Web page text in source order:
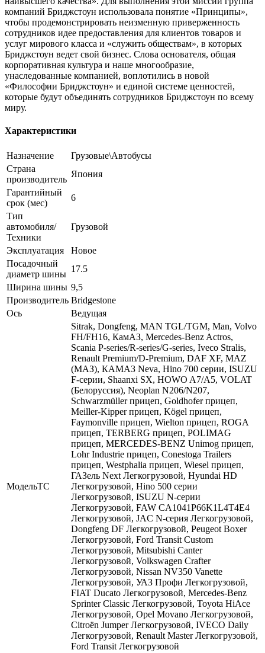
компаний Бриджстоун использовала понятие «Принципы»,
чтобы продемонстрировать неизменную приверженность
сотрудников идее предоставления для клиентов товаров и
услуг мирового класса и «служить обществам», в которых
Бриджстоун ведет свой бизнес. Слова основателя, общая
корпоративная культура и наше многообразие,
унаследованные компанией, воплотились в новой
«Философии Бриджстоун» и единой системе ценностей,
которые будут объединять сотрудников Бриджстоун по всему
миру.
Характеристики
Назначение
Грузовые\Автобусы
Страна
производитель
Япония
Гарантийный
срок (мес)
6
Тип
автомобиля/
Техники
Грузовой
Эксплуатация
Новое
Посадочный
диаметр шины
17.5
Ширина шины 9,5
Производитель Bridgestone
Ось
Ведущая
МодельТС
Sitrak, Dongfeng, MAN TGL/TGM, Man, Volvo
FH/FH16, КамАЗ, Mercedes-Benz Actros,
Scania P-series/R-series/G-series, Iveco Stralis,
Renault Premium/D-Premium, DAF XF, MAZ
(МАЗ), КАМАЗ Neva, Hino 700 серии, ISUZU
F-серии, Shaanxi SX, HOWO A7/A5, VOLAT
(Белоруссия), Neoplan N206/N207,
Schwarzmüller прицеп, Goldhofer прицеп,
Meiller-Kipper прицеп, Kögel прицеп,
Faymonville прицеп, Wielton прицеп, ROGA
прицеп, TERBERG прицеп, POLIMAG
прицеп, MERCEDES-BENZ Unimog прицеп,
Lohr Industrie прицеп, Conestoga Trailers
прицеп, Westphalia прицеп, Wiesel прицеп,
ГАЗель Next Легкогрузовой, Hyundai HD
Легкогрузовой, Hino 500 серии
Легкогрузовой, ISUZU N-серии
Легкогрузовой, FAW CA1041P66K1L4T4E4
Легкогрузовой, JAC N-серия Легкогрузовой,
Dongfeng DF Легкогрузовой, Peugeot Boxer
Легкогрузовой, Ford Transit Custom
Легкогрузовой, Mitsubishi Canter
Легкогрузовой, Volkswagen Crafter
Легкогрузовой, Nissan NV350 Vanette
Легкогрузовой, УАЗ Профи Легкогрузовой,
FIAT Ducato Легкогрузовой, Mercedes-Benz
Sprinter Classic Легкогрузовой, Toyota HiAce
Легкогрузовой, Opel Movano Легкогрузовой,
Citroën Jumper Легкогрузовой, IVECO Daily
Легкогрузовой, Renault Master Легкогрузовой,
Ford Transit Легкогрузовой